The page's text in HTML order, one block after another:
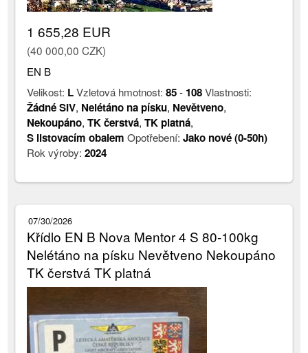
1 655,28 EUR
(40 000,00 CZK)
EN B
Velikost: LVzletová hmotnost:85- 108Vlastnosti:
Žádné SIV, Nelétáno na písku, Nevětveno,
Nekoupáno,TK čerstvá,TK platná,
S listovacím obalem Opotřebení:Jako nové (0-50h)
Rok výroby:2024
07/30/2026
Křídlo EN B Nova Mentor 4 S 80-100kg
Nelétáno na písku Nevětveno Nekoupáno
TK čerstvá TK platná